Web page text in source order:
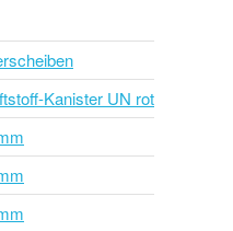
Kanister UN rot